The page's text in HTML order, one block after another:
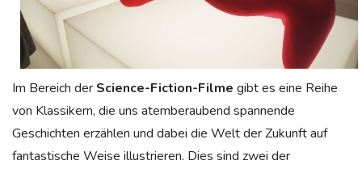
Im Bereich der Science-Fiction-Filme gibt es eine Reihe
von Klassikern, die uns atemberaubend spannende
Geschichten erzählen und dabei die Welt der Zukunft auf
fantastische Weise illustrieren. Dies sind zwei der